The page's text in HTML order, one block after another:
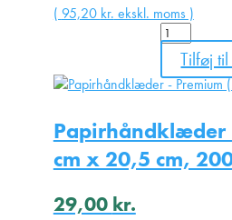
( 95,20 kr. ekskl. moms )
Legetøj,
silikone
(100
antal
Tilføj
Papirhåndklæder
cm x 20,5 cm,
29,00 kr.